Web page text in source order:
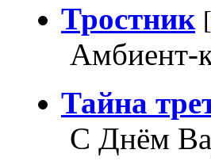
Тростник [
Амбиент-
Тайна
С Днём